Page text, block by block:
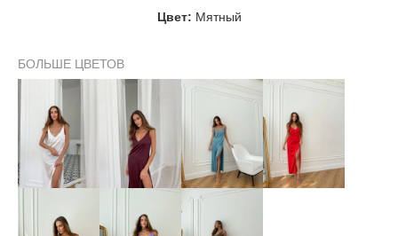
Цвет: Мятный
БОЛЬШЕ ЦВЕТОВ